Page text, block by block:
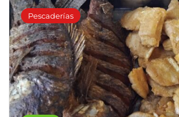
Pescaderías